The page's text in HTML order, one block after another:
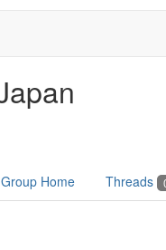
Group Home Threads